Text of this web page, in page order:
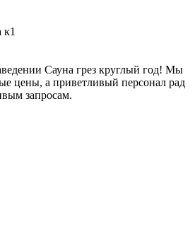
к1
Сауна грез круглый год! Мы
цены, а приветливый персонал рад
запросам.